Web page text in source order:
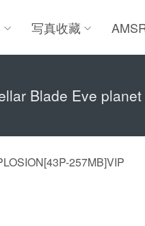
写真收藏
Blade Eve
257MB]VIP